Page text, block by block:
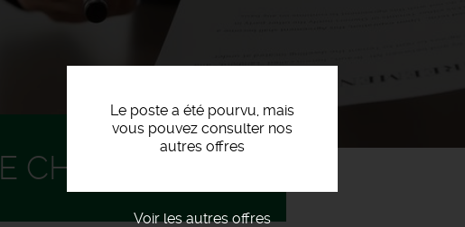
Le poste a été pourvu, mais
vous pouvez consulter nos
autres offres
Voir les autres offres
CHANTIER F/H